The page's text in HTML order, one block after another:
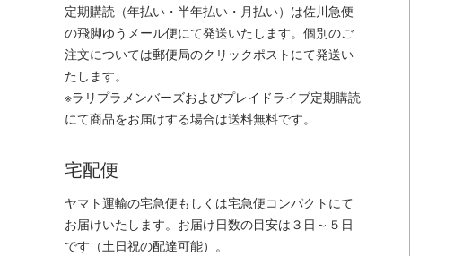
定期購読（年払い・半年払い・月払い）は佐川急便
の飛脚ゆうメール便にて発送いたします。個別のご
注文については郵便局のクリックポストにて発送い
たします。
※ラリプラメンバーズおよびプレイドライブ定期購読
にて商品をお届けする場合は送料無料です。
宅配便
ヤマト運輸の宅急便もしくは宅急便コンパクトにて
お届けいたします。お届け日数の目安は３日～５日
です（土日祝の配達可能）。